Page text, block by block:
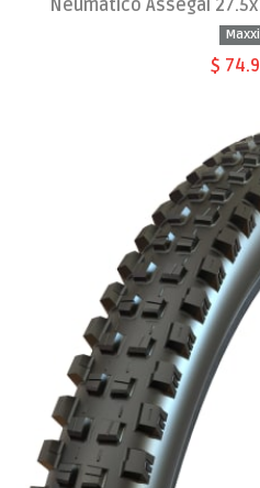
Neumático Assegai
$